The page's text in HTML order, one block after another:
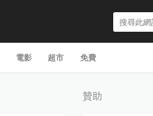
電影 超市 免費
贊助